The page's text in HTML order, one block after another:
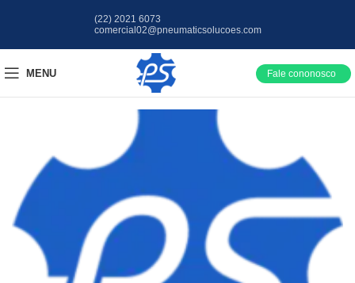
(22) 2021 6073
comercial02@pneumaticsolucoes.com
MENU Fale cononosco